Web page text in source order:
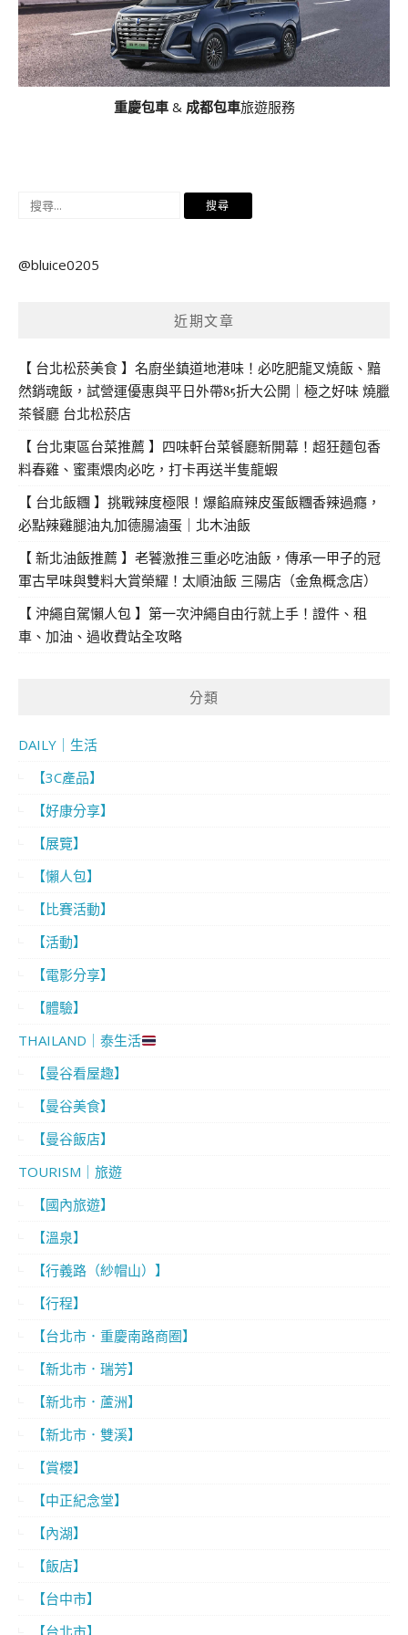
重慶包車& 成都包車旅遊服務
搜
鍵
@bluice0205
近期文章
【 台北松菸美食 】名廚坐鎮道地港味！必吃肥龍叉燒飯、黯
然銷魂飯，試營運優惠與平日外帶85折大公開｜極之好味 燒臘
茶餐廳 台北松菸店
【 台北東區台菜推薦 】四味軒台菜餐廳新開幕！超狂麵包香
料春雞、蜜棗煨肉必吃，打卡再送半隻龍蝦
【 台北飯糰 】挑戰辣度極限！爆餡麻辣皮蛋飯糰香辣過癮，
必點辣雞腿油丸加德腸滷蛋｜北木油飯
【 新北油飯推薦 】老饕激推三重必吃油飯，傳承一甲子的冠
軍古早味與雙料大賞榮耀！太順油飯 三陽店（金魚概念店）
【 沖繩自駕懶人包 】第一次沖繩自由行就上手！證件、租
車、加油、過收費站全攻略
分類
DAILY｜生活
【3C產品】
【好康分享】
【展覽】
【懶人包】
【比賽活動】
【活動】
【電影分享】
【體驗】
THAILAND｜泰生活
【曼谷看屋趣】
【曼谷美食】
【曼谷飯店】
TOURISM｜旅遊
【國內旅遊】
【溫泉】
【行義路（紗帽山）】
【行程】
【台北市．重慶南路商圈】
【新北市．瑞芳】
【新北市．蘆洲】
【新北市．雙溪】
【賞櫻】
【中正紀念堂】
【內湖】
【飯店】
【台中市】